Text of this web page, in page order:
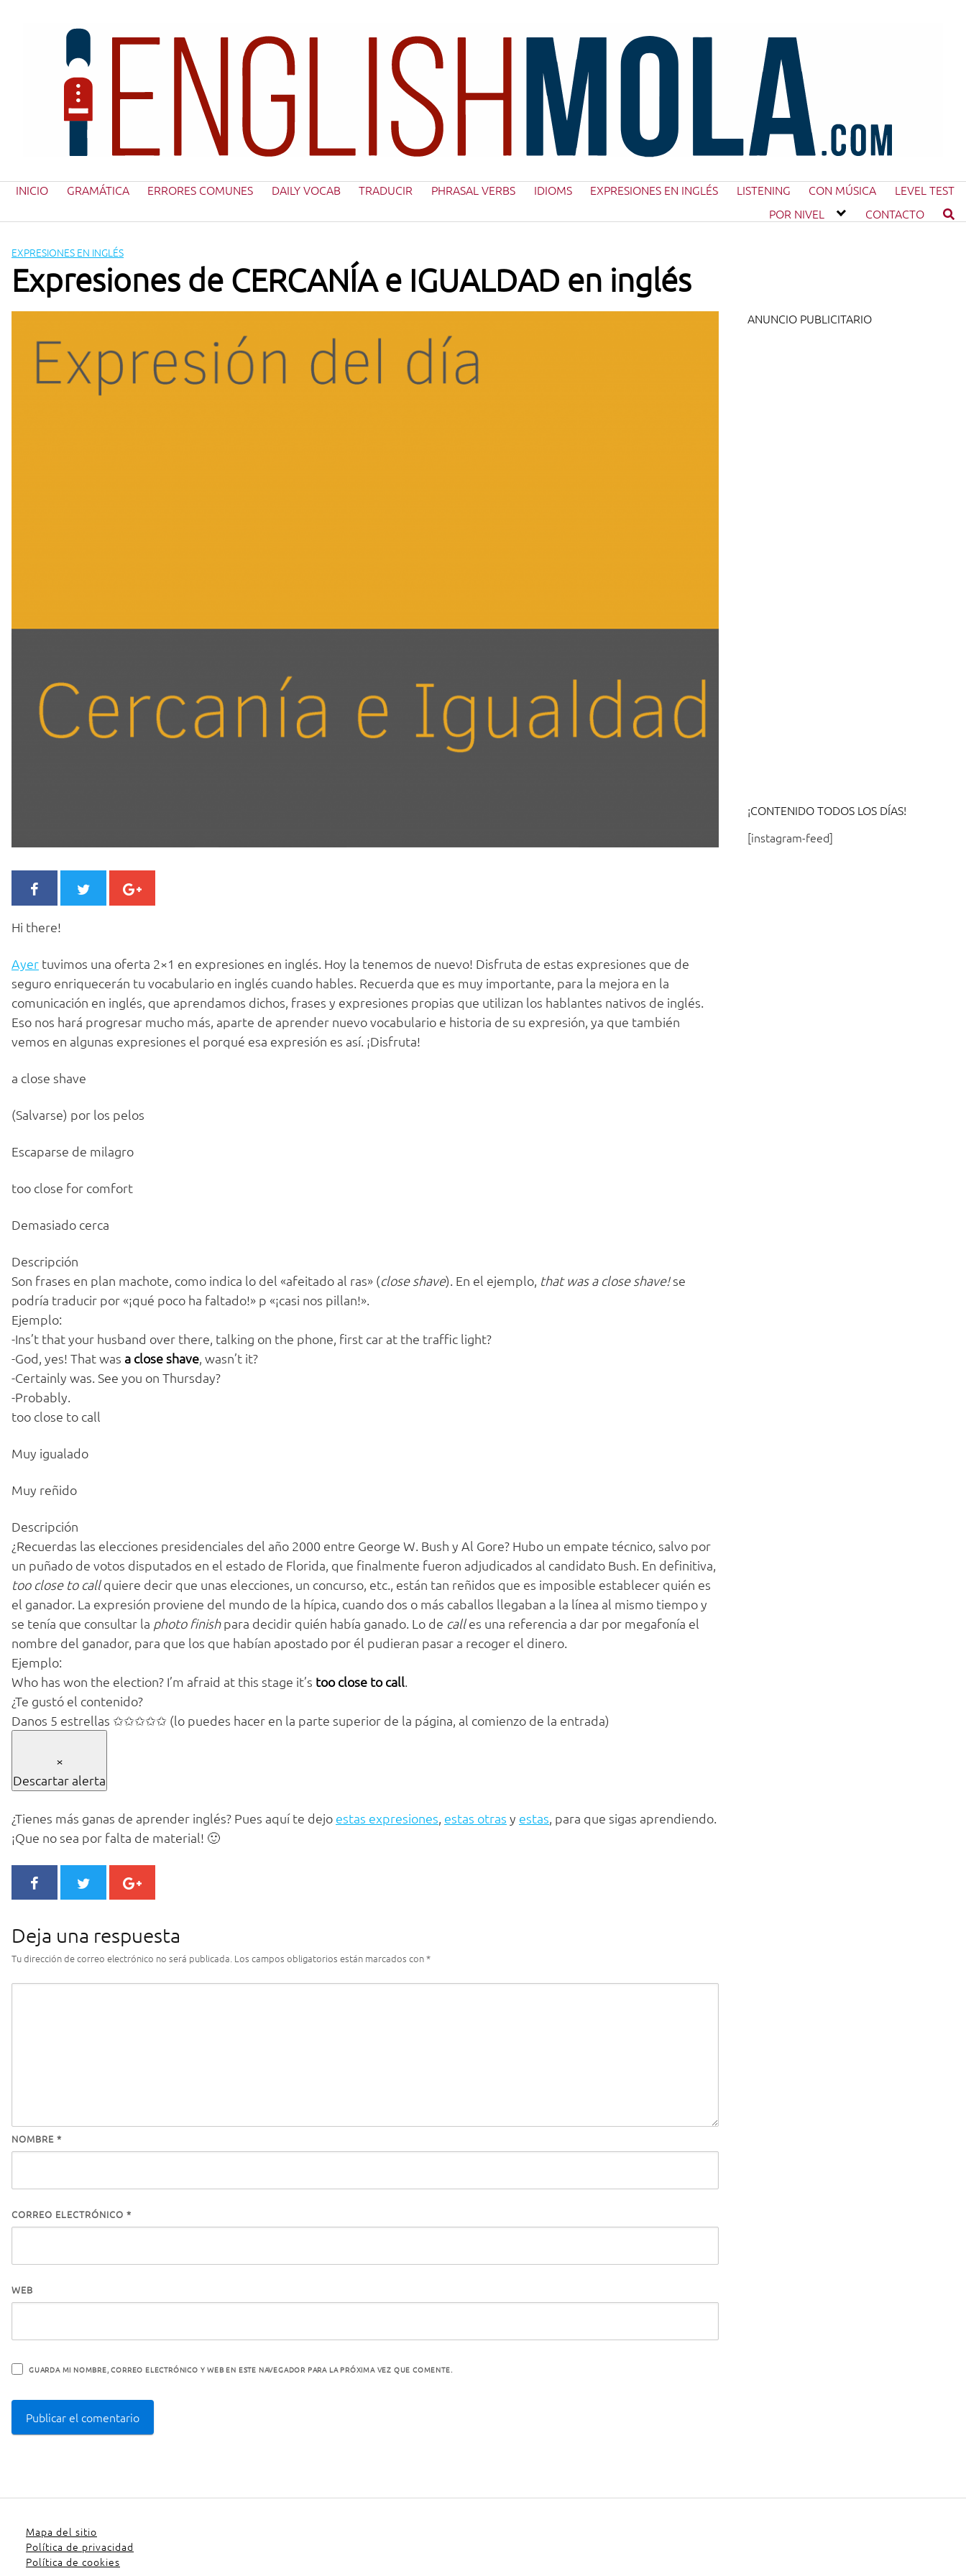
INICIO GRAMÁTICA ERRORES COMUNES DAILY VOCAB TRADUCIR PHRASAL VERBS IDIOMS EXPRESIONES EN INGLÉS LISTENING CON MÚSICA
LEVEL TEST
POR NIVEL
CONTACTO
EXPRESIONES EN INGLÉS
Expresiones de CERCANÍA e IGUALDAD en inglés
Hi there!
Ayer tuvimos una oferta 2×1 en expresiones en inglés. Hoy la tenemos de nuevo! Disfruta de estas expresiones que de
seguro enriquecerán tu vocabulario en inglés cuando hables. Recuerda que es muy importante, para la mejora en la
comunicación en inglés, que aprendamos dichos, frases y expresiones propias que utilizan los hablantes nativos de inglés.
Eso nos hará progresar mucho más, aparte de aprender nuevo vocabulario e historia de su expresión, ya que también
vemos en algunas expresiones el porqué esa expresión es así. ¡Disfruta!
a close shave
(Salvarse) por los pelos
Escaparse de milagro
too close for comfort
Demasiado cerca
Descripción
Son frases en plan machote, como indica lo del «afeitado al ras» (close shave). En el ejemplo, that was a close shave!se
podría traducir por «¡qué poco ha faltado!» p «¡casi nos pillan!».
Ejemplo:
-Ins’t that your husband over there, talking on the phone, first car at the traffic light?
-God, yes! That was a close shave , wasn’t it?
-Certainly was. See you on Thursday?
-Probably.
too close to call
Muy igualado
Muy reñido
Descripción
¿Recuerdas las elecciones presidenciales del año 2000 entre George W. Bush y Al Gore? Hubo un empate técnico, salvo por
un puñado de votos disputados en el estado de Florida, que finalmente fueron adjudicados al candidato Bush. En definitiva,
too close to callquiere decir que unas elecciones, un concurso, etc., están tan reñidos que es imposible establecer quién es
el ganador. La expresión proviene del mundo de la hípica, cuando dos o más caballos llegaban a la línea al mismo tiempo y
se tenía que consultar la photo finishpara decidir quién había ganado. Lo de calles una referencia a dar por megafonía el
nombre del ganador, para que los que habían apostado por él pudieran pasar a recoger el dinero.
Ejemplo:
Who has won the election? I’m afraid at this stage it’s too close to call
¿Te gustó el contenido?
Danos 5 estrellas ✩✩✩✩✩ (lo puedes hacer en la parte superior de la página, al comienzo de la entrada)
×
Descartar alerta
¿Tienes más ganas de aprender inglés? Pues aquí te dejo estas expresiones estas otras y estas , para que sigas aprendiendo.
¡Que no sea por falta de material! 🙂
Deja una respuesta
Tu dirección de correo electrónico no será publicada. Los campos obligatorios están marcados con*
NOMBRE *
CORREO ELECTRÓNICO *
WEB
GUARDA MI NOMBRE, CORREO ELECTRÓNICO Y WEB EN ESTE NAVEGADOR PARA LA PRÓXIMA VEZ QUE COMENTE.
ANUNCIO PUBLICITARIO
¡CONTENIDO TODOS LOS DÍAS!
[instagram-feed]
Mapa del sitio
Política de privacidad
Política de cookies